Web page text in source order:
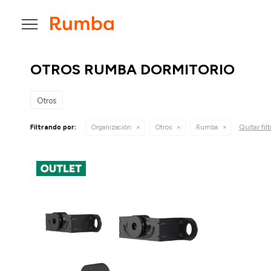

OTROS RUMBA DORMITORIO
Otros
Filtrando por: Organización Otros Rumba Quitar